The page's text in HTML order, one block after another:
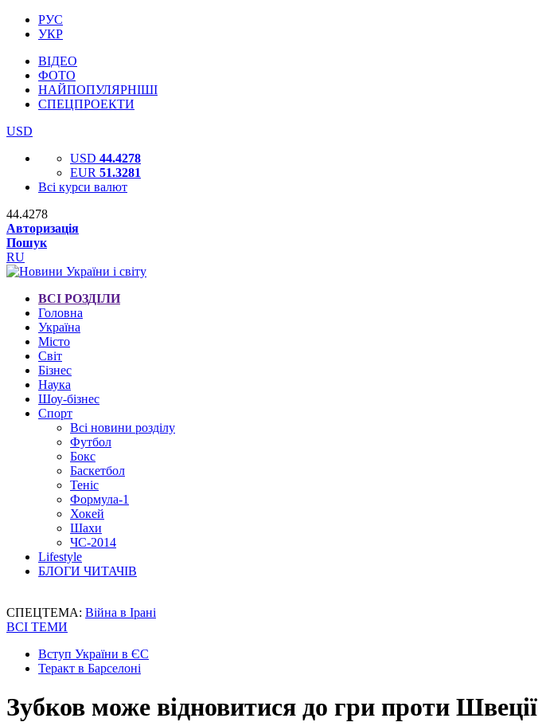
РУС
УКР
ВІДЕО
ФОТО
НАЙПОПУЛЯРНІШІ
СПЕЦПРОЕКТИ
USD
USD 44.4278
EUR 51.3281
Всі курси валют
44.4278
Авторизація
Пошук
RU
ВСІ РОЗДІЛИ
Головна
Україна
Місто
Світ
Бізнес
Наука
Шоу-бізнес
Спорт
Всі новини розділу
Футбол
Бокс
Баскетбол
Теніс
Формула-1
Хокей
Шахи
ЧС-2014
Lifestyle
БЛОГИ ЧИТАЧІВ
СПЕЦТЕМА: Війна в Ірані
ВСІ ТЕМИ
Вступ України в ЄС
Теракт в Барселоні
Зубков може відновитися до гри проти Швеції